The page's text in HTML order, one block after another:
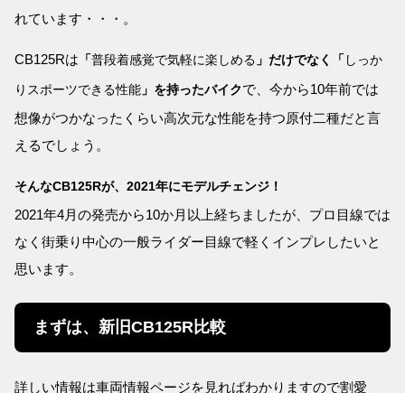
れています・・・。
CB125Rは 「普段着感覚で気軽に楽しめる 」だけでなく「 しっか
りスポーツできる性能 」を持ったバイクで、今から10年前では
想像がつかなったくらい高次元な性能を持つ原付二種だと言
えるでしょう。
そんなCB125Rが、2021年にモデルチェンジ！
2021年4月の発売から10か月以上経ちましたが、プロ目線では
なく街乗り中心の一般ライダー目線で軽くインプレしたいと
思います。
まずは、新旧CB125R比較
詳しい情報は車両情報ページを見ればわかりますので割愛